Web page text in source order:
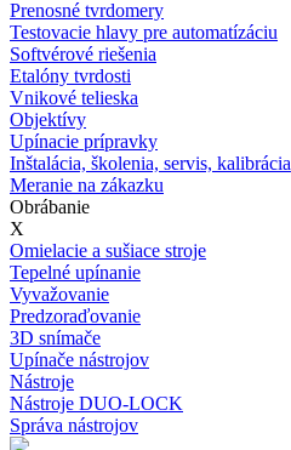
Prenosné tvrdomery
Testovacie hlavy pre automatízáciu
Softvérové riešenia
Etalóny tvrdosti
Vnikové telieska
Objektívy
Upínacie prípravky
Inštalácia, školenia, servis, kalibrácia
Meranie na zákazku
Obrábanie
X
Omielacie a sušiace stroje
Tepelné upínanie
Vyvažovanie
Predzoraďovanie
3D snímače
Upínače nástrojov
Nástroje
Nástroje DUO-LOCK
Správa nástrojov